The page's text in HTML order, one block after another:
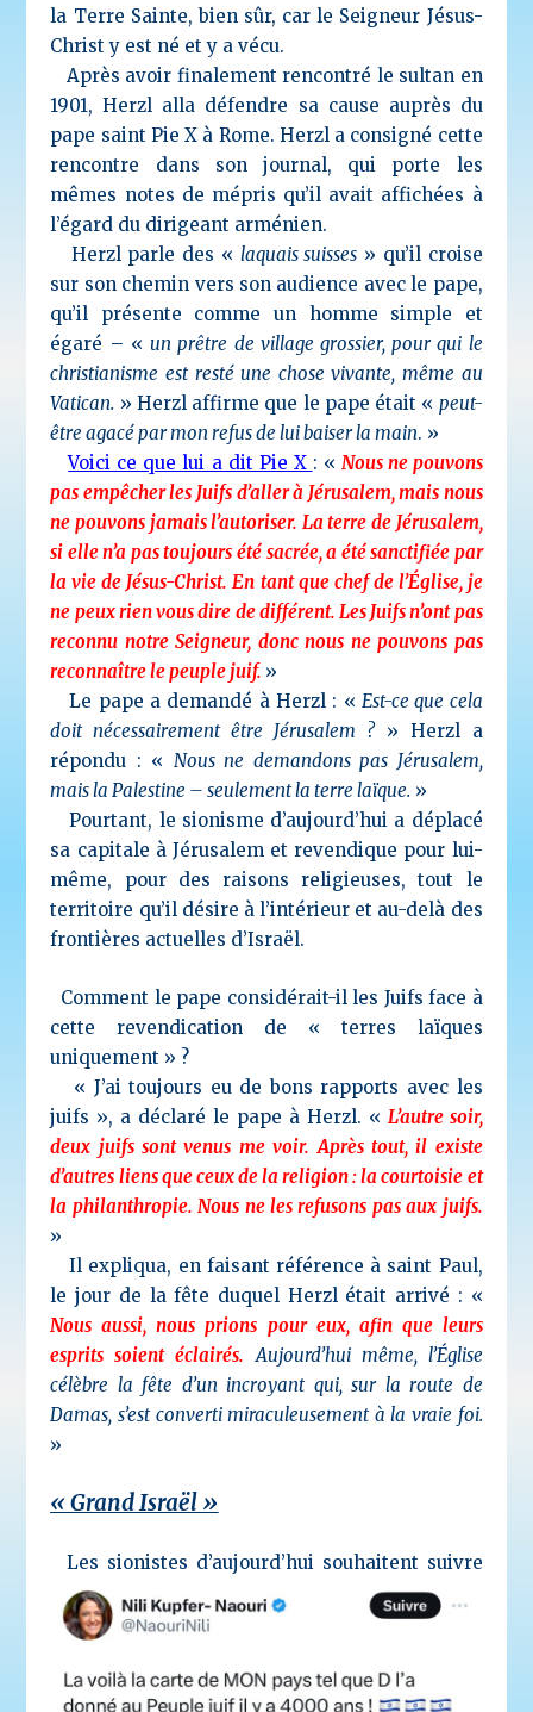
la Terre Sainte, bien sûr, car le Seigneur Jésus-
Christ y est né et y a vécu.
Après avoir finalement rencontré le sultan en
1901, Herzl alla défendre sa cause auprès du
pape saint Pie X à Rome. Herzl a consigné cette
rencontre dans son journal, qui porte les
mêmes notes de mépris qu’il avait affichées à
l’égard du dirigeant arménien.
Herzl parle des « laquais suisses » qu’il croise
sur son chemin vers son audience avec le pape,
qu’il présente comme un homme simple et
égaré – « un prêtre de village grossier, pour qui le
christianisme est resté une chose vivante, même au
Vatican. » Herzl affirme que le pape était « peut-
être agacé par mon refus de lui baiser la main. »
Voici ce que lui a dit Pie X : « Nous ne pouvons
pas empêcher les Juifs d’aller à Jérusalem, mais nous
ne pouvons jamais l’autoriser. La terre de Jérusalem,
si elle n’a pas toujours été sacrée, a été sanctifiée par
la vie de Jésus-Christ. En tant que chef de l’Église, je
ne peux rien vous dire de différent. Les Juifs n’ont pas
reconnu notre Seigneur, donc nous ne pouvons pas
reconnaître le peuple juif. »
Le pape a demandé à Herzl : « Est-ce que cela
doit nécessairement être Jérusalem ?» Herzl a
répondu : « Nous ne demandons pas Jérusalem,
mais la Palestine – seulement la terre laïque. »
Pourtant, le sionisme d’aujourd’hui a déplacé
sa capitale à Jérusalem et revendique pour lui-
même, pour des raisons religieuses, tout le
territoire qu’il désire à l’intérieur et au-delà des
frontières actuelles d’Israël.
Comment le pape considérait-il les Juifs face à
cette revendication de « terres laïques
uniquement » ?
« J’ai toujours eu de bons rapports avec les
juifs », a déclaré le pape à Herzl. « L’autre soir,
deux juifs sont venus me voir. Après tout, il existe
d’autres liens que ceux de la religion : la courtoisie et
la philanthropie. Nous ne les refusons pas aux juifs.
»
Il expliqua, en faisant référence à saint Paul,
le jour de la fête duquel Herzl était arrivé : «
Nous aussi, nous prions pour eux, afin que leurs
esprits soient éclairés. Aujourd’hui même, l’Église
célèbre la fête d’un incroyant qui, sur la route de
Damas, s’est converti miraculeusement à la vraie foi.
»
« Grand Israël »
Les sionistes d’aujourd’hui souhaitent suivre